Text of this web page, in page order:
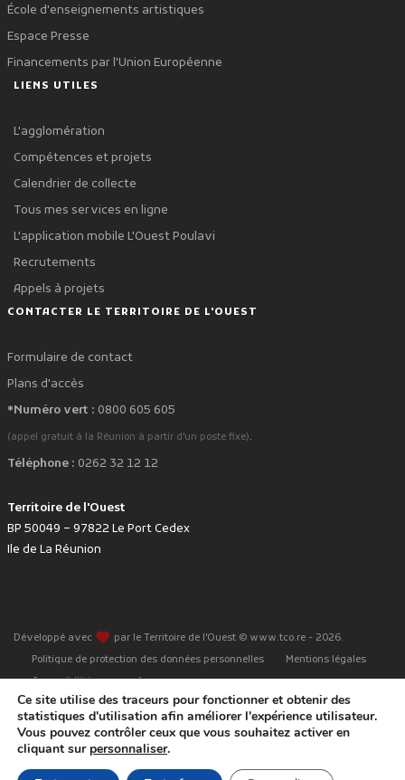
École d'enseignements artistiques
Espace Presse
Financements par l'Union Européenne
LIENS UTILES
L'agglomération
Compétences et projets
Calendrier de collecte
Tous mes services en ligne
L'application mobile L'Ouest Poulavi
Recrutements
Appels à projets
CONTACTER LE TERRITOIRE DE L'OUEST
Formulaire de contact
Plans d'accès
*Numéro vert : 0800 605 605
(appel gratuit à la Réunion à partir d'un poste fixe).
Téléphone : 0262 32 12 12
Territoire de l'Ouest
BP 50049 – 97822 Le Port Cedex
Ile de La Réunion
Développé avec favorite par le Territoire de l'Ouest © www.tco.re - 2026.
Politique de protection des données personnelles
Mentions légales
Accessibilité : non conforme
Ce site utilise des traceurs pour fonctionner et obtenir des
statistiques d'utilisation afin améliorer l'expérience utilisateur.
Vous pouvez contrôler ceux que vous souhaitez activer en
cliquant sur personnaliser.